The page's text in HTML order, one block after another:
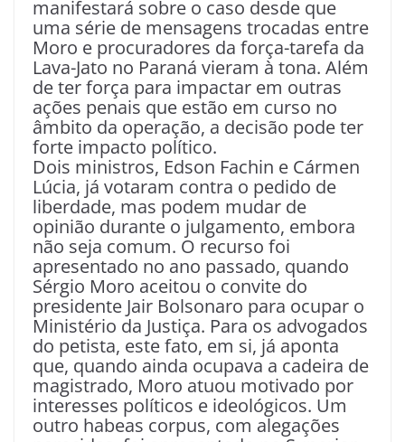
manifestará sobre o caso desde que
uma série de mensagens trocadas entre
Moro e procuradores da força-tarefa da
Lava-Jato no Paraná vieram à tona. Além
de ter força para impactar em outras
ações penais que estão em curso no
âmbito da operação, a decisão pode ter
forte impacto político.
Dois ministros, Edson Fachin e Cármen
Lúcia, já votaram contra o pedido de
liberdade, mas podem mudar de
opinião durante o julgamento, embora
não seja comum. O recurso foi
apresentado no ano passado, quando
Sérgio Moro aceitou o convite do
presidente Jair Bolsonaro para ocupar o
Ministério da Justiça. Para os advogados
do petista, este fato, em si, já aponta
que, quando ainda ocupava a cadeira de
magistrado, Moro atuou motivado por
interesses políticos e ideológicos. Um
outro habeas corpus, com alegações